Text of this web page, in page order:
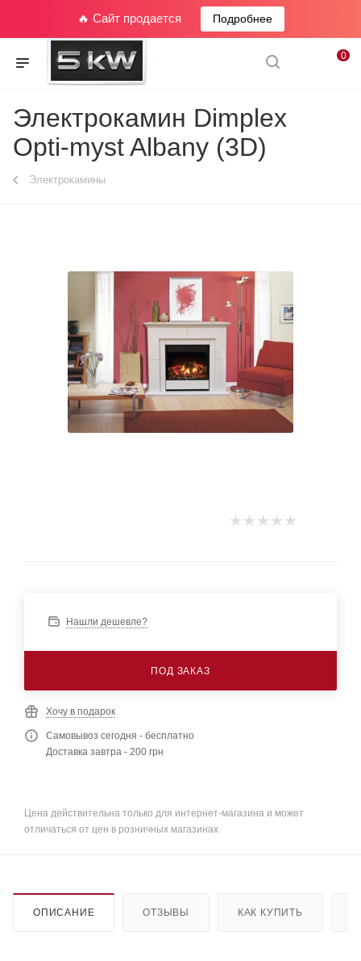
🔥 Сайт продается Подробнее
0
Электрокамин Dimplex
Opti-myst Albany (3D)
Электрокамины
Нашли дешевле?
ПОД ЗАКАЗ
Хочу в подарок
Самовывоз сегодня - бесплатно
Доставка завтра - 200 грн
Цена действительна только для интернет-магазина и может
отличаться от цен в розничных магазинах
ОПИСАНИЕ ОТЗЫВЫ КАК КУПИТЬ